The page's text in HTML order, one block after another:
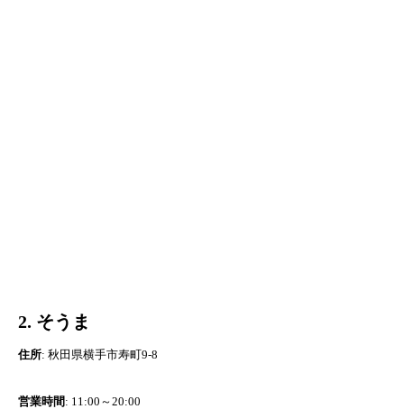
2. そうま
住所: 秋田県横手市寿町9-8
営業時間 : 11:00～20:00